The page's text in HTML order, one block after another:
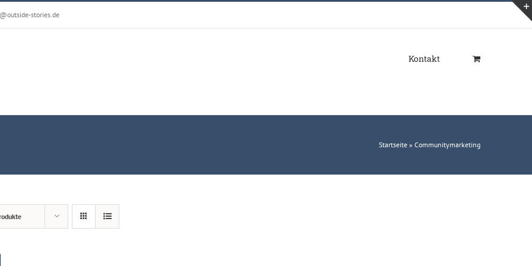
stories.de
Kontakt
Startseite » Communitymarketing